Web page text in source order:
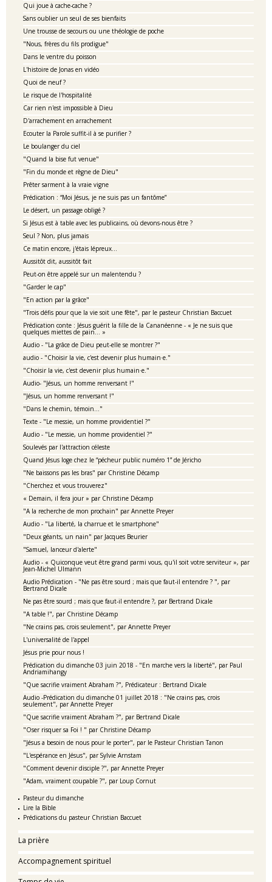
Qui joue à cache-cache ?
Sans oublier un seul de ses bienfaits
Une trousse de secours ou une théologie de poche
"Nous, frères du fils prodigue"
Dans le ventre du poisson
L'histoire de Jonas en vidéo
Quoi de neuf ?
Le risque de l'hospitalité
Car rien n'est impossible à Dieu
D'arrachement en arrachement
Ecouter la Parole suffit-il à se purifier ?
Le boulanger du ciel
"Quand la bise fut venue"
"Fin du monde et règne de Dieu"
Prêter sarment à la vraie vigne
Prédication : “Moi Jésus, je ne suis pas un fantôme”
Le désert, un passage obligé ?
Si Jésus est à table avec les publicains, où devons-nous être ?
Seul ? Non, plus jamais
Ce matin encore, j'étais lépreux...
Aussitôt dit, aussitôt fait
Peut-on être appelé sur un malentendu ?
"Garder le cap"
"En action par la grâce"
"Trois défis pour que la vie soit une fête", par le pasteur Christian Baccuet
Prédication conte : Jésus guérit la fille de la Cananéenne - « Je ne suis que
quelques miettes de pain… »
Audio - "La grâce de Dieu peut-elle se montrer ?"
audio - "Choisir la vie, c'est devenir plus humain·e."
"Choisir la vie, c'est devenir plus humain·e."
Audio- "Jésus, un homme renversant !"
"Jésus, un homme renversant !"
"Dans le chemin, témoin..."
Texte - "Le messie, un homme providentiel ?"
Audio - "Le messie, un homme providentiel ?"
Soulevés par l'attraction céleste
Quand Jésus loge chez le “pécheur public numéro 1” de Jéricho
"Ne baissons pas les bras" par Christine Décamp
"Cherchez et vous trouverez"
« Demain, il fera jour » par Christine Décamp
"A la recherche de mon prochain" par Annette Preyer
Audio - "La liberté, la charrue et le smartphone"
"Deux géants, un nain" par Jacques Beurier
"Samuel, lanceur d'alerte"
Audio - « Quiconque veut être grand parmi vous, qu'il soit votre serviteur », par
Jean-Michel Ulmann
Audio Prédication - "Ne pas être sourd ; mais que faut-il entendre ? ", par
Bertrand Dicale
Ne pas être sourd ; mais que faut-il entendre ?, par Bertrand Dicale
"A table !", par Christine Décamp
"Ne crains pas, crois seulement", par Annette Preyer
L'universalité de l'appel
Jésus prie pour nous !
Prédication du dimanche 03 juin 2018 - "En marche vers la liberté", par Paul
Andriamihangy
"Que sacrifie vraiment Abraham ?", Prédicateur : Bertrand Dicale
Audio -Prédication du dimanche 01 juillet 2018 : "Ne crains pas, crois
seulement", par Annette Preyer
"Que sacrifie vraiment Abraham ?", par Bertrand Dicale
"Oser risquer sa Foi ! " par Christine Décamp
"Jésus a besoin de nous pour le porter", par le Pasteur Christian Tanon
"L'espérance en Jésus", par Sylvie Arnstam
"Comment devenir disciple ?", par Annette Preyer
"Adam, vraiment coupable ?", par Loup Cornut
Pasteur du dimanche
Lire la Bible
Prédications du pasteur Christian Baccuet
La prière
Accompagnement spirituel